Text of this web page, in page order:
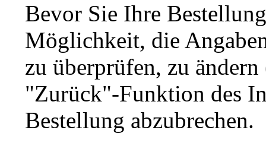
Bevor Sie Ihre
Möglichkeit, die
zu überprüfen, zu
"Zurück"-Funktion des
Bestellung abzubrechen.